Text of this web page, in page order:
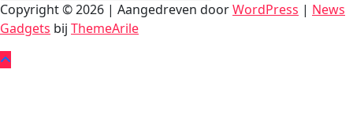
Copyright © 2026 | Aangedreven doorWordPress | News
Gadgets bij ThemeArile